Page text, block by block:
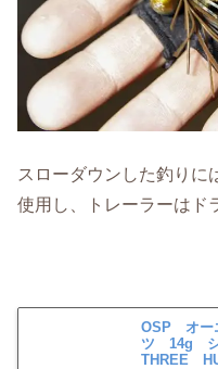
スローダウンした釣りに
使用し、トレーラーはド
OSP オー
ツ 14g シ
THREE